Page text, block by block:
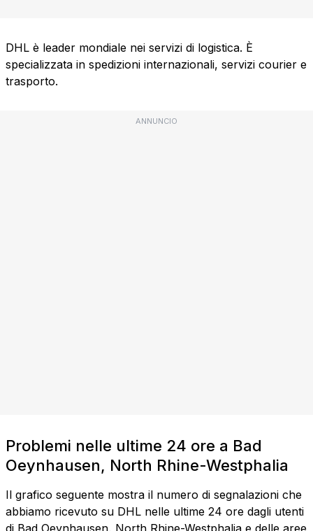
DHL è leader mondiale nei servizi di logistica. È
specializzata in spedizioni internazionali, servizi courier e
trasporto.
ANNUNCIO
Problemi nelle ultime 24 ore a Bad
Oeynhausen, North Rhine-Westphalia
Il grafico seguente mostra il numero di segnalazioni che
abbiamo ricevuto su DHL nelle ultime 24 ore dagli utenti